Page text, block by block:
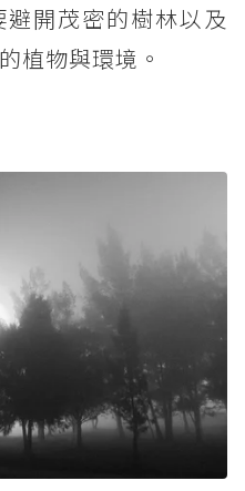
開茂密的樹林以及
植物與環境。